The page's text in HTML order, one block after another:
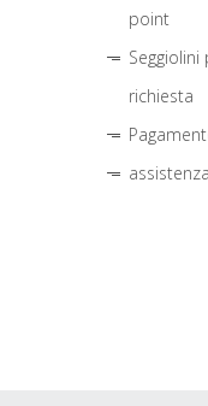
point
richiesta